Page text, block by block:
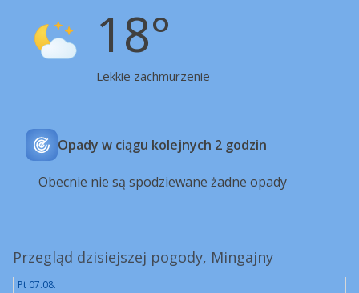
18°
Lekkie zachmurzenie
Opady w ciągu kolejnych 2 godzin
Obecnie nie są spodziewane żadne opady
Przegląd dzisiejszej pogody, Mingajny
Pt 07.08.